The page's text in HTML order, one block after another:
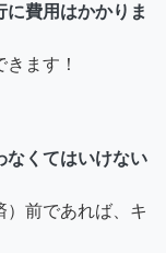
費用はかかりま
ます！
なくてはいけない
）前であれば、キ